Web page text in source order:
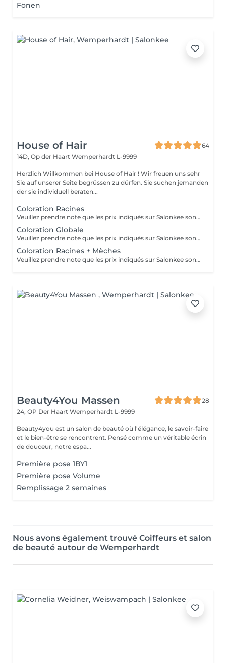
Fönen
House of Hair
64
14D, Op der Haart Wemperhardt L-9999
Herzlich Willkommen bei House of Hair ! Wir freuen uns sehr
Sie auf unserer Seite begrüssen zu dürfen. Sie suchen jemanden
der sie individuell beraten...
Coloration Racines
Veuillez prendre note que les prix indiqués sur Salonkee sont communiqués à titre informatif et s'entendent de base. Ces derniers sont susceptibles de varier selon le diagnostic réalisé à votre arrivée au salon et l'expertise du professionnel à qui vous confiez votre beauté. Dans tous les cas, un devis précis vous sera proposé et toutes réalisations de prestations seront effectuées avec votre accord. Un grand merci d'avance pour votre compréhension. Au plaisir de vous recevoir très vite.
Coloration Globale
Veuillez prendre note que les prix indiqués sur Salonkee sont communiqués à titre informatif et s'entendent de base. Ces derniers sont susceptibles de varier selon le diagnostic réalisé à votre arrivée au salon et l'expertise du professionnel à qui vous confiez votre beauté. Dans tous les cas, un devis précis vous sera proposé et toutes réalisations de prestations seront effectuées avec votre accord. Un grand merci d'avance pour votre compréhension. Au plaisir de vous recevoir très vite.
Coloration Racines + Mèches
Veuillez prendre note que les prix indiqués sur Salonkee sont communiqués à titre informatif et s'entendent de base. Ces derniers sont susceptibles de varier selon le diagnostic réalisé à votre arrivée au salon et l'expertise du professionnel à qui vous confiez votre beauté. Dans tous les cas, un devis précis vous sera proposé et toutes réalisations de prestations seront effectuées avec votre accord. Un grand merci d'avance pour votre compréhension. Au plaisir de vous recevoir très vite.
Beauty4You Massen
28
24, OP Der Haart Wemperhardt L-9999
Beauty4you est un salon de beauté où l'élégance, le savoir-faire
et le bien-être se rencontrent. Pensé comme un véritable écrin
de douceur, notre espa...
Première pose 1BY1
Première pose Volume
Remplissage 2 semaines
Nous avons également trouvé Coiffeurs et salon
de beauté autour de Wemperhardt